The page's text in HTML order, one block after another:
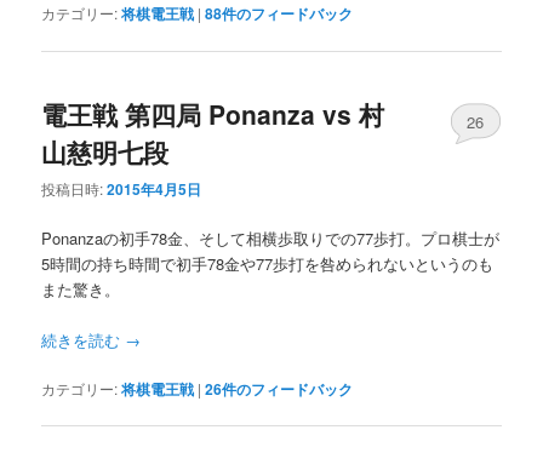
カテゴリー:将棋電王戦 |88件のフィードバック
電王戦 第四局 Ponanza vs 村
山慈明七段
投稿日時:2015年4月5日
26
Ponanzaの初手78金、そして相横歩取りでの77歩打。プロ棋士が
5時間の持ち時間で初手78金や77歩打を咎められないというのも
また驚き。
続きを読む →
カテゴリー:将棋電王戦 |26件のフィードバック